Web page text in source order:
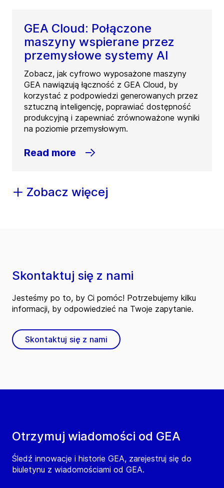
GEA Cloud: Połączone
maszyny wspierane przez
przemysłowe systemy AI
Zobacz, jak cyfrowo wyposażone maszyny
GEA nawiązują łączność z GEA Cloud, by
korzystać z podpowiedzi generowanych przez
sztuczną inteligencję, poprawiać dostępność
produkcyjną i zapewniać zrównoważone wyniki
na poziomie przemysłowym.
Read more
Zobacz więcej
Otrzymuj wiadomości od GEA
Śledź innowacje i historie GEA, zarejestruj się do
biuletynu z wiadomościami od GEA.
Skontaktuj się z nami
Jesteśmy po to, by Ci pomóc! Potrzebujemy kilku
informacji, by odpowiedzieć na Twoje zapytanie.
Skontaktuj się z nami